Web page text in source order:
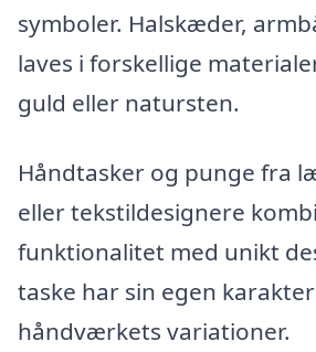
symboler. Halskæder,
laves i forskellige
guld eller natursten.
Håndtasker og punge fra
eller tekstildesignere
funktionalitet med unikt
taske har sin egen
håndværkets variationer.